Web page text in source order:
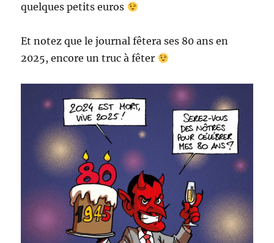
quelques petits euros
Et notez que le journal fêtera ses 80 ans en
2025, encore un truc à fêter